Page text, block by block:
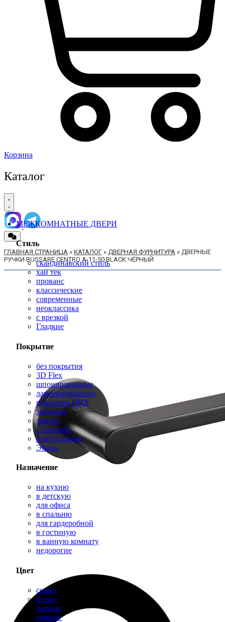
Корзина
Каталог
МЕЖКОМНАТНЫЕ ДВЕРИ
Стиль
скандинавский стиль
хай тек
прованс
классические
современные
неоклассика
с врезкой
Гладкие
Покрытие
без покрытия
3D Flex
шпонированные
ламинированные
покрытие ПВХ
экошпон
эмалит
с патиной
влагостойкие
Эмаль
Назначение
на кухню
в детскую
для офиса
в спальню
для гардеробной
в гостиную
в ванную комнату
недорогие
Цвет
серые
белые
черные
темные
ГЛАВНАЯ СТРАНИЦА » КАТАЛОГ » ДВЕРНАЯ ФУРНИТУРА » ДВЕРНЫЕ
РУЧКИ BUSSARE CENTRO A-11-50 BLACK ЧЁРНЫЙ